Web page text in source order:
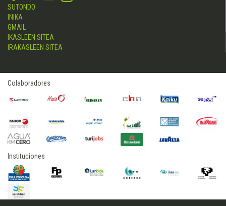
SUTONDO
INIKA
GMAIL
IKASLEEN SITEA
IRAKASLEEN SITEA
Colaboradores
Instituciones